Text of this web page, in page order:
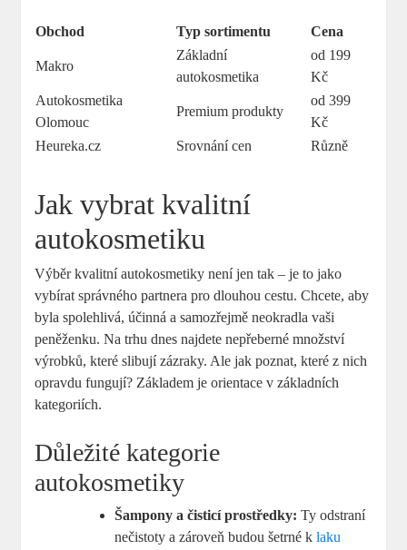
Obchod Typ sortimentu Cena
Makro
Základní
autokosmetika
od 199
Kč
Autokosmetika
Olomouc
Premium produkty
od 399
Kč
Heureka.cz
Srovnání cen Různě
Jak vybrat kvalitní
autokosmetiku
Výběr kvalitní autokosmetiky není jen tak – je to jako
vybírat správného partnera pro dlouhou cestu. Chcete, aby
byla spolehlivá, účinná a samozřejmě neokradla vaši
peněženku. Na trhu dnes najdete nepřeberné množství
výrobků, které slibují zázraky. Ale jak poznat, které z nich
opravdu fungují? Základem je orientace v základních
kategoriích.
Důležité kategorie
autokosmetiky
Šampony a čisticí prostředky: Ty odstraní
nečistoty a zároveň budou šetrné klaku